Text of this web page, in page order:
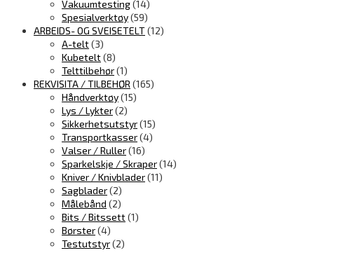
Vakuumtesting(14)
Spesialverktøy(59)
ARBEIDS- OG SVEISETELT(12)
A-telt(3)
Kubetelt(8)
Telttilbehør(1)
REKVISITA / TILBEHØR(165)
Håndverktøy(15)
Lys / Lykter(2)
Sikkerhetsutstyr(15)
Transportkasser(4)
Valser / Ruller(16)
Sparkelskje / Skraper(14)
Kniver / Knivblader(11)
Sagblader(2)
Målebånd (2)
Bits / Bitssett(1)
Børster(4)
Testutstyr(2)